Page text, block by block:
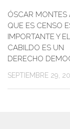
ÓSCAR MONTES
QUE ES CENSO
IMPORTANTE Y EL
CABILDO ES UN
DERECHO
SEPTIEMBRE 29,